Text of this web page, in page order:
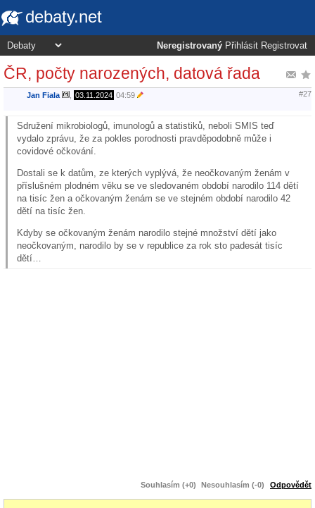
debaty.net
Neregistrovaný Přihlásit Registrovat
ČR, počty narozených, datová řada
Jan Fiala 03.11.2024 04:59 #27
Sdružení mikrobiologů, imunologů a statistiků, neboli SMIS teď
vydalo zprávu, že za pokles porodnosti pravděpodobně může i
covidové očkování.
Dostali se k datům, ze kterých vyplývá, že neočkovaným ženám v
příslušném plodném věku se ve sledovaném období narodilo 114 dětí
na tisíc žen a očkovaným ženám se ve stejném období narodilo 42
dětí na tisíc žen.
Kdyby se očkovaným ženám narodilo stejné množství dětí jako
neočkovaným, narodilo by se v republice za rok sto padesát tisíc
dětí…
Souhlasím (+0) Nesouhlasím (-0) Odpovědět